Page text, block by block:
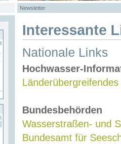
Newsletter
Interessante
Nationale Links
Hochwasser-
Bundesbehörden
Wasserstraßen- und
Bundesamt für